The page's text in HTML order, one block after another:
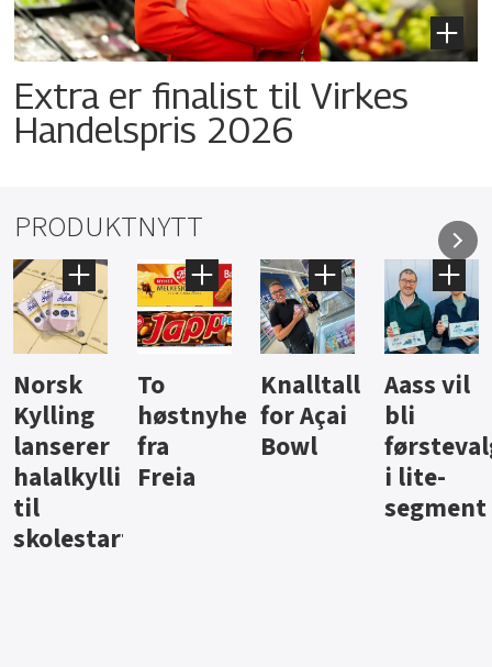
Extra er finalist til Virkes
Handelspris 2026
PRODUKTNYTT
Knalltall
for Açai
Bowl
Aass vil
bli
førstevalg
i lite-
Brus og
jus fra
Berentsen
Hard
iste fra
Hansa